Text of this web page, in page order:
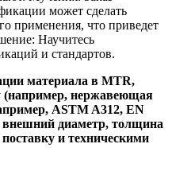
может сделать
применения, что приведет
Научитесь
и стандартов.
материала в MTR,
(например, нержавеющая
ASTM A312, EN
внешний диаметр, толщина
и техническими